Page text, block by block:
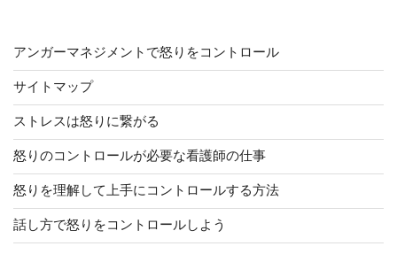
アンガーマネジメントで怒りをコントロール
サイトマップ
ストレスは怒りに繋がる
怒りのコントロールが必要な看護師の仕事
怒りを理解して上手にコントロールする方法
話し方で怒りをコントロールしよう